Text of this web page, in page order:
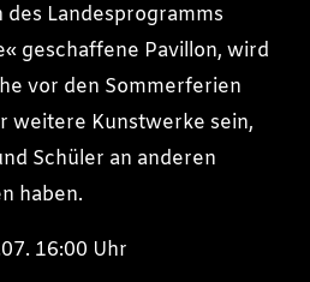
des Landesprogramms
geschaffene Pavillon, wird
vor den Sommerferien
weitere Kunstwerke sein,
Schüler an anderen
haben.
16:00 Uhr